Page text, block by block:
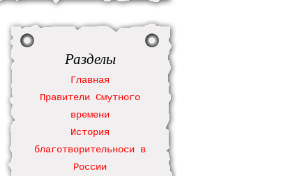
Разделы
Главная
Правители Смутного
времени
История
благотворительноси в
России